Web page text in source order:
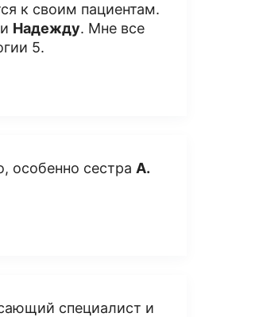
к своим пациентам.
и Надежду. Мне все
5.
особенно сестра А.
специалист и